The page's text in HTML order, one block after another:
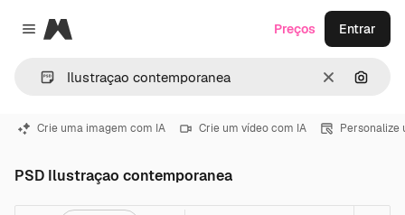
Close menu
Magnific
Limpar
Preços Entrar
Crie uma imagem com IA Crie um vídeo com IA Personalize
PSD Ilustraçao contemporanea